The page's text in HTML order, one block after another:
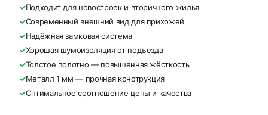
✓Подходит для новостроек и вторичного жилья
✓Современный внешний вид для прихожей
✓Надёжная замковая система
✓Хорошая шумоизоляция от подъезда
✓Толстое полотно — повышенная жёсткость
✓Металл 1 мм — прочная конструкция
✓Оптимальное соотношение цены и качества